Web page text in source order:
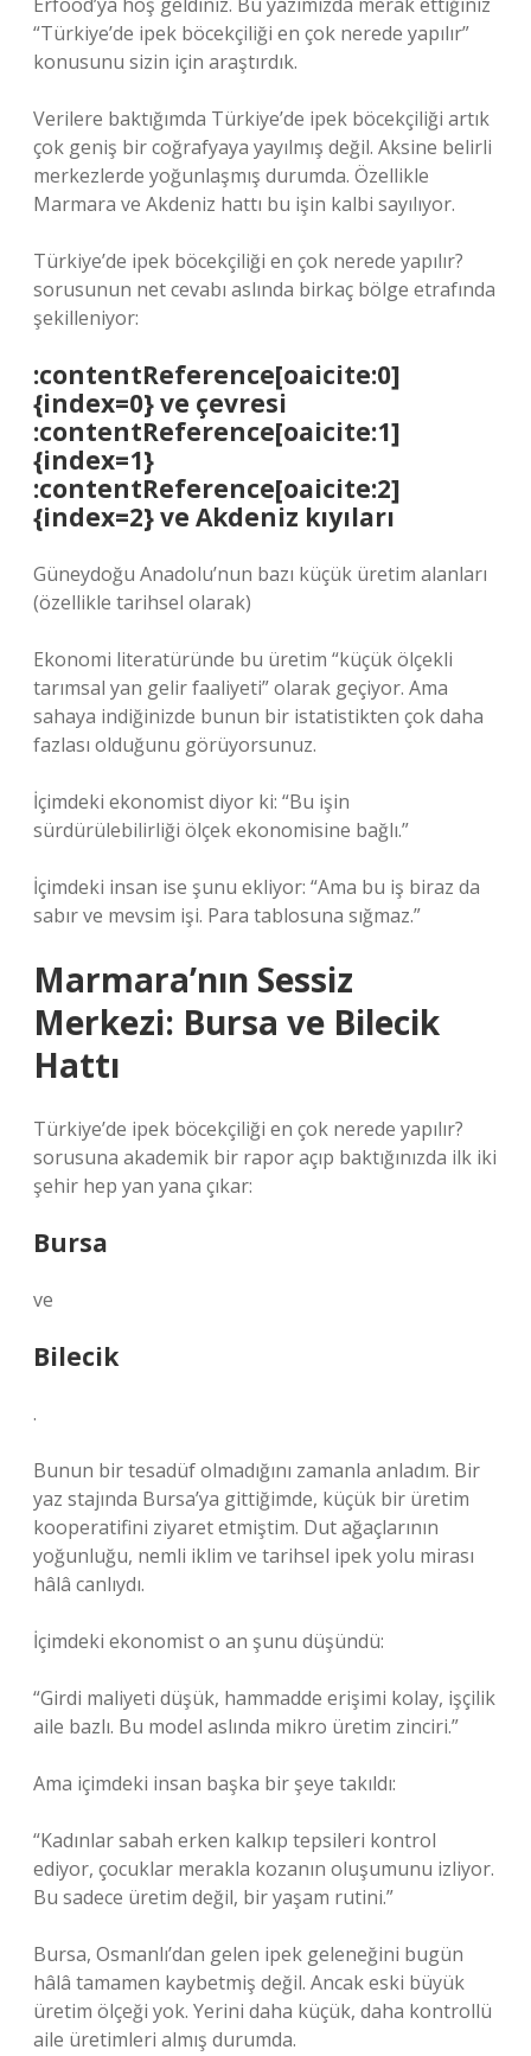
“Türkiye’de ipek böcekçiliği en çok nerede yapılır”
konusunu sizin için araştırdık.
Verilere baktığımda Türkiye’de ipek böcekçiliği artık
çok geniş bir coğrafyaya yayılmış değil. Aksine belirli
merkezlerde yoğunlaşmış durumda. Özellikle
Marmara ve Akdeniz hattı bu işin kalbi sayılıyor.
Türkiye’de ipek böcekçiliği en çok nerede yapılır?
sorusunun net cevabı aslında birkaç bölge etrafında
şekilleniyor:
:contentReference[oaicite:0]
{index=0} ve çevresi
:contentReference[oaicite:1]
{index=1}
:contentReference[oaicite:2]
{index=2} ve Akdeniz kıyıları
Güneydoğu Anadolu’nun bazı küçük üretim alanları
(özellikle tarihsel olarak)
Ekonomi literatüründe bu üretim “küçük ölçekli
tarımsal yan gelir faaliyeti” olarak geçiyor. Ama
sahaya indiğinizde bunun bir istatistikten çok daha
fazlası olduğunu görüyorsunuz.
İçimdeki ekonomist diyor ki: “Bu işin
sürdürülebilirliği ölçek ekonomisine bağlı.”
İçimdeki insan ise şunu ekliyor: “Ama bu iş biraz da
sabır ve mevsim işi. Para tablosuna sığmaz.”
Marmara’nın Sessiz
Merkezi: Bursa ve Bilecik
Hattı
Türkiye’de ipek böcekçiliği en çok nerede yapılır?
sorusuna akademik bir rapor açıp baktığınızda ilk iki
şehir hep yan yana çıkar:
Bursa
ve
Bilecik
.
Bunun bir tesadüf olmadığını zamanla anladım. Bir
yaz stajında Bursa’ya gittiğimde, küçük bir üretim
kooperatifini ziyaret etmiştim. Dut ağaçlarının
yoğunluğu, nemli iklim ve tarihsel ipek yolu mirası
hâlâ canlıydı.
İçimdeki ekonomist o an şunu düşündü:
“Girdi maliyeti düşük, hammadde erişimi kolay, işçilik
aile bazlı. Bu model aslında mikro üretim zinciri.”
Ama içimdeki insan başka bir şeye takıldı:
“Kadınlar sabah erken kalkıp tepsileri kontrol
ediyor, çocuklar merakla kozanın oluşumunu izliyor.
Bu sadece üretim değil, bir yaşam rutini.”
Bursa, Osmanlı’dan gelen ipek geleneğini bugün
hâlâ tamamen kaybetmiş değil. Ancak eski büyük
üretim ölçeği yok. Yerini daha küçük, daha kontrollü
aile üretimleri almış durumda.